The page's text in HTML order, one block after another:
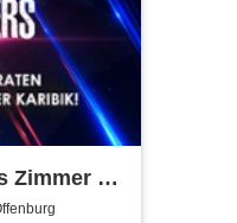
Zimmer &
of Film